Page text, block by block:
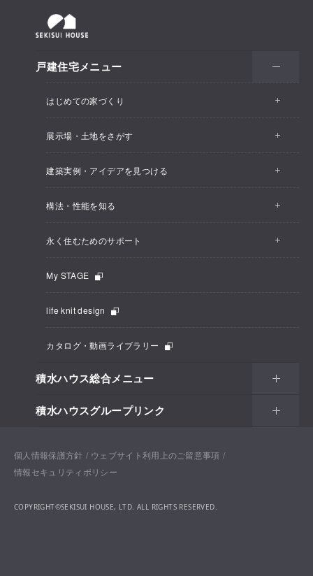
戸建住宅メニュー
はじめての家づくり
展示場・土地をさがす
建築実例・アイデアを見つける
構法・性能を知る
永く住むためのサポート
My STAGE
life knit design
カタログ・動画ライブラリー
積水ハウス総合メニュー
積水ハウスグループリンク
個人情報保護方針
ウェブサイト利用上のご留意事項
情報セキュリティポリシー
COPYRIGHT©SEKISUI HOUSE, LTD. ALL RIGHTS RESERVED.